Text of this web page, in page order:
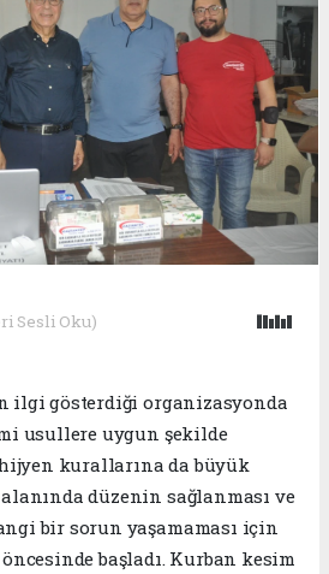
Sesli Oku)
ilgi gösterdiği organizasyonda
usullere uygun şekilde
kurallarına da büyük
düzenin sağlanması ve
bir sorun yaşamaması için
başladı. Kurban kesim